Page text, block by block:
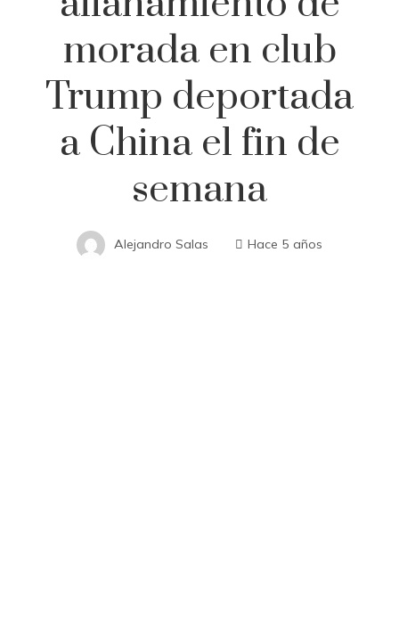
morada en club
Trump deportada
a China el fin de
semana
Alejandro Salas Hace 5 años